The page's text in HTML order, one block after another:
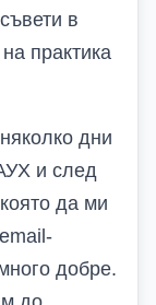
в
практика
дни
и след
да ми
email-
добре.